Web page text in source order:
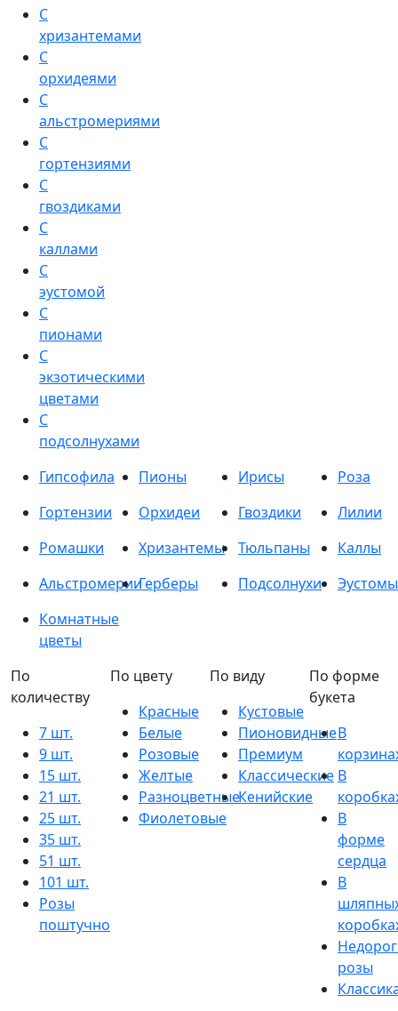
С
хризантемами
С
орхидеями
С
альстромериями
С
гортензиями
С
гвоздиками
С
каллами
С
эустомой
С
пионами
С
экзотическими
цветами
С
подсолнухами
Гипсофила
Пионы Ирисы
Роза
Гортензии
Орхидеи Гвоздики
Лилии
Ромашки
Хризантемы Тюльпаны
Каллы
АльстромерииГерберы Подсолнухи
Эустомы
Комнатные
цветы
По
количеству
7 шт.
9 шт.
15 шт.
21 шт.
25 шт.
35 шт.
51 шт.
101 шт.
Розы
поштучно
По цвету
Красные
Белые
Розовые
Желтые
Разноцветные
Фиолетовые
По виду
Кустовые
Пионовидные
Премиум
Классические
Кенийские
По форме
букета
В
В
В
форме
сердца
В
розы